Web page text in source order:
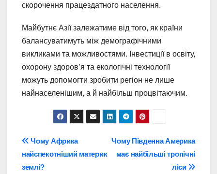
скорочення працездатного населення.
Майбутнє Азії залежатиме від того, як країни
балансуватимуть між демографічними
викликами та можливостями. Інвестиції в освіту,
охорону здоров’я та екологічні технології
можуть допомогти зробити регіон не лише
найнаселенішим, а й найбільш процвітаючим.
Навігація
записів
Чому Південна Америка
має найбільші тропічні
ліси
Чому Африка
найспекотніший материк
землі?